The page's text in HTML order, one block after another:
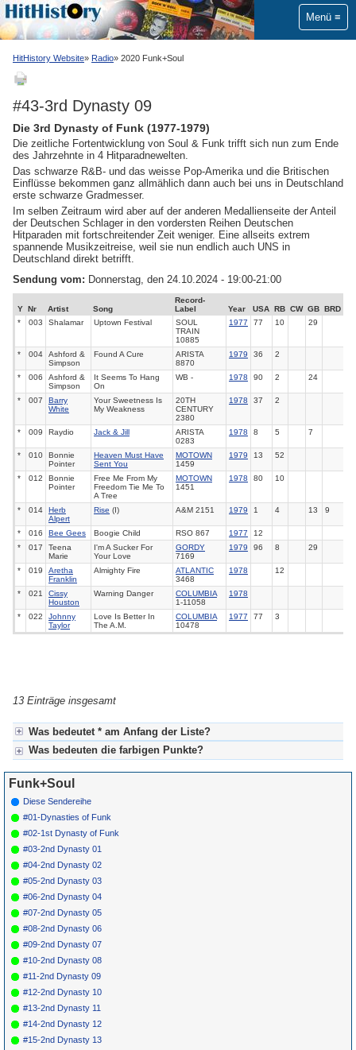
Menü
HitHistory Website Radio 2020 Funk+Soul
#43-3rd Dynasty 09
Die 3rd Dynasty of Funk (1977-1979)
Die zeitliche Fortentwicklung von Soul & Funk trifft sich nun zum Ende
des Jahrzehnte in 4 Hitparadnewelten.
Das schwarze R&B- und das weisse Pop-Amerika und die Britischen
Einflüsse bekommen ganz allmählich dann auch bei uns in Deutschland
erste schwarze Gradmesser.
Im selben Zeitraum wird aber auf der anderen Medallienseite der Anteil
der Deutschen Schlager in den vordersten Reihen Deutschen
Hitparaden mit fortschreitender Zeit weniger. Eine allseits extrem
spannende Musikzeitreise, weil sie nun endlich auch UNS in
Deutschland direkt betrifft.
Sendung vom: Donnerstag, den 24.10.2024 - 19:00-21:00
Y Nr Artist Song
Record-
Label
Year USA RB CW GB BRD
*
003 Shalamar Uptown Festival
SOUL
TRAIN
10885
1977 77 10 29
* 004
Ashford &
Simpson
Found A Cure
ARISTA
8870
1979 36 2
* 006
Ashford &
Simpson
It Seems To Hang
On
WB - 1978 90 2 24
* 007
Barry
White
Your Sweetness Is
My Weakness
20TH
CENTURY
2380
1978 37 2
* 009 Raydio Jack & Jill
ARISTA
0283
1978 8 5 7
* 010
Bonnie
Pointer
Heaven Must Have
Sent You
MOTOWN
1459
1979 13 52
* 012
Bonnie
Pointer
Free Me From My
Freedom Tie Me To
A Tree
MOTOWN
1451
1978 80 10
* 014
Herb
Alpert
Rise (I) A&M 2151 1979 1 4 13 9
* 016 Bee Gees Boogie Child RSO 867 1977
12
*
017
Teena
Marie
I'm A Sucker For
Your Love
GORDY
7169
1979 96 8 29
* 019
Aretha
Franklin
Almighty Fire
ATLANTIC
3468
1978 12
* 021
Cissy
Houston
Warning Danger
COLUMBIA
1-11058
1978
* 022
Johnny
Taylor
Love Is Better In
The A.M.
COLUMBIA
10478
1977 77 3
13 Einträge insgesamt
Was bedeutet * am Anfang der Liste?
* heißt in diesem Fall, dass die Songstory bereits fertig gestellt ist.
Was bedeuten die farbigen Punkte?
Für Axel's Songstories:
Grün = fertig produzierte Sendung (=abgeschlossen)
Grün! = besonders interessante Sendung (=nicht versäumen)
Gelb = ist derzeit in Bearbeitung
Blau = Beschreibungstext (keine Sendung)
Funk+Soul
Diese Sendereihe
#01-Dynasties of Funk
#02-1st Dynasty of Funk
#03-2nd Dynasty 01
#04-2nd Dynasty 02
#05-2nd Dynasty 03
#06-2nd Dynasty 04
#07-2nd Dynasty 05
#08-2nd Dynasty 06
#09-2nd Dynasty 07
#10-2nd Dynasty 08
#11-2nd Dynasty 09
#12-2nd Dynasty 10
#13-2nd Dynasty 11
#14-2nd Dynasty 12
#15-2nd Dynasty 13